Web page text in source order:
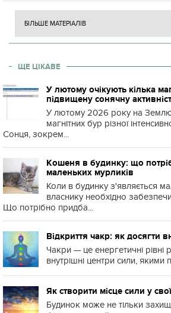
БІЛЬШЕ МАТЕРІАЛІВ
ЩЕ ЦІКАВЕ
У лютому очікують кілька
підвищену сонячну
У лютому 2026 року на Землю
магнітних бур різної
Сонця, зокрем...
Кошеня в будинку: що
маленьких мурликів
Коли в будинку з'являється
власнику необхідно
Що потрібно придба...
Відкриття чакр: як досягти
Чакри — це енергетичні рівні
внутрішні центри сили, якими
Як створити місце сили у
Будинок може не тільки